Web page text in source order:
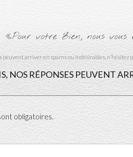
«Pour votre Bien, nous vous
arriver en spams ou indésirables, n’hésitez
NOS RÉPONSES PEUVENT
obligatoires.